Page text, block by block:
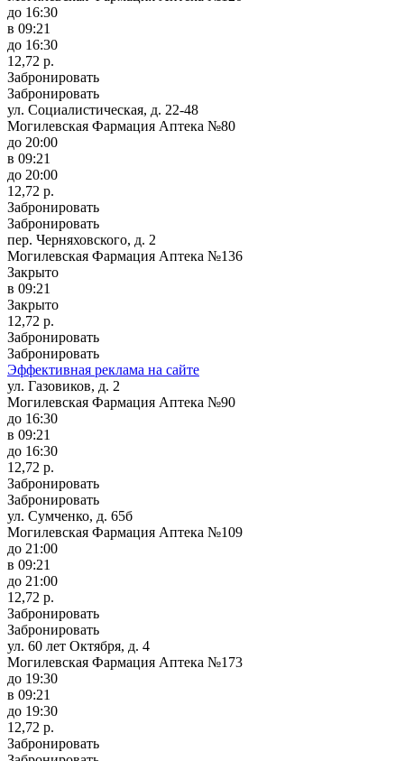
до 16:30
в 09:21
до 16:30
12,72 р.
Забронировать
Забронировать
ул. Социалистическая, д. 22-48
Могилевская Фармация Аптека №80
до 20:00
в 09:21
до 20:00
12,72 р.
Забронировать
Забронировать
пер. Черняховского, д. 2
Могилевская Фармация Аптека №136
Закрыто
в 09:21
Закрыто
12,72 р.
Забронировать
Забронировать
Эффективная реклама на сайте
ул. Газовиков, д. 2
Могилевская Фармация Аптека №90
до 16:30
в 09:21
до 16:30
12,72 р.
Забронировать
Забронировать
ул. Сумченко, д. 65б
Могилевская Фармация Аптека №109
до 21:00
в 09:21
до 21:00
12,72 р.
Забронировать
Забронировать
ул. 60 лет Октября, д. 4
Могилевская Фармация Аптека №173
до 19:30
в 09:21
до 19:30
12,72 р.
Забронировать